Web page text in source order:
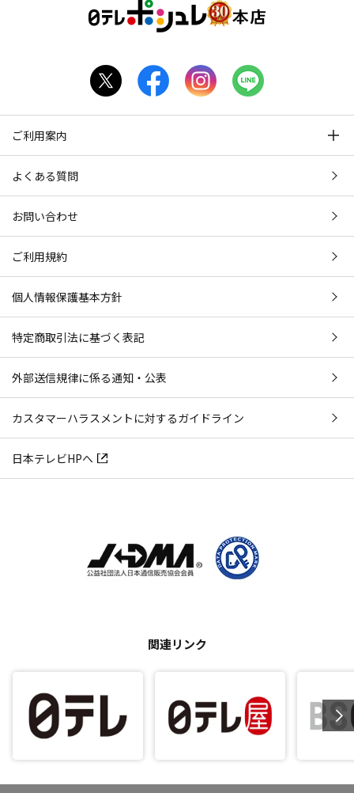
ご利用案内
よくある質問
お問い合わせ
ご利用規約
個人情報保護基本方針
特定商取引法に基づく表記
外部送信規律に係る通知・公表
カスタマーハラスメントに対するガイドライン
日本テレビHPへ
関連リンク